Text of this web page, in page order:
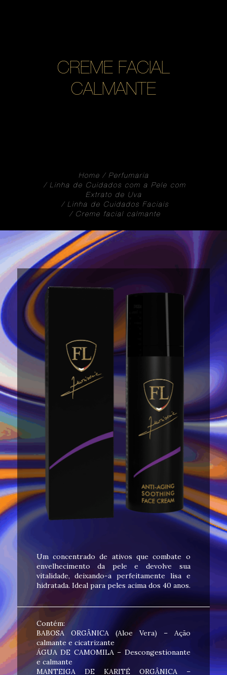
CREME FACIAL
CALMANTE
Home
Perfumaria
Linha de Cuidados com a Pele com
Extrato de Uva
Linha de Cuidados Faciais
Creme facial calmante
Um concentrado de ativos que combate o
envelhecimento da pele e devolve sua
vitalidade, deixando-a perfeitamente lisa e
hidratada. Ideal para peles acima dos 40 anos.
Contém:
BABOSA ORGÂNICA (Aloe Vera) – Ação
calmante e cicatrizante
ÁGUA DE CAMOMILA – Descongestionante
e calmante
MANTEIGA DE KARITÉ ORGÂNICA –